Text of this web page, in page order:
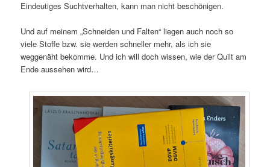
Eindeutiges Suchtverhalten, kann man nicht beschönigen.
Und auf meinem „Schneiden und Falten“ liegen auch noch so
viele Stoffe bzw. sie werden schneller mehr, als ich sie
weggenäht bekomme. Und ich will doch wissen, wie der Quilt am
Ende aussehen wird…